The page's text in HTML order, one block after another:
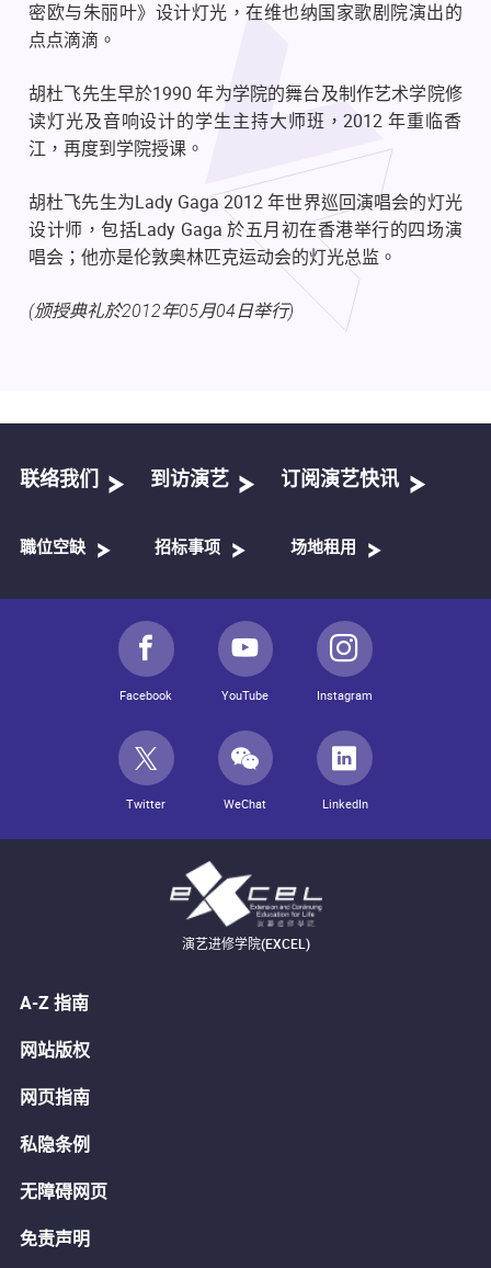
密欧与朱丽叶》设计灯光，在维也纳国家歌剧院演出的
点点滴滴。
胡杜飞先生早於1990年为学院的舞台及制作艺术学院修
读灯光及音响设计的学生主持大师班，2012年重临香
江，再度到学院授课。
胡杜飞先生为Lady Gaga 2012年世界巡回演唱会的灯光
设计师，包括Lady Gaga於五月初在香港举行的四场演
唱会；他亦是伦敦奥林匹克运动会的灯光总监。
(颁授典礼於2012年05月04 日举行)
联络我们 到访演艺 订阅演艺快讯
職位空缺 招标事项 场地租用
Facebook YouTube Instagram
Twitter WeChat LinkedIn
演艺进修学院(EXCEL)
A-Z 指南
网站版权
网页指南
私隐条例
无障碍网页
免责声明